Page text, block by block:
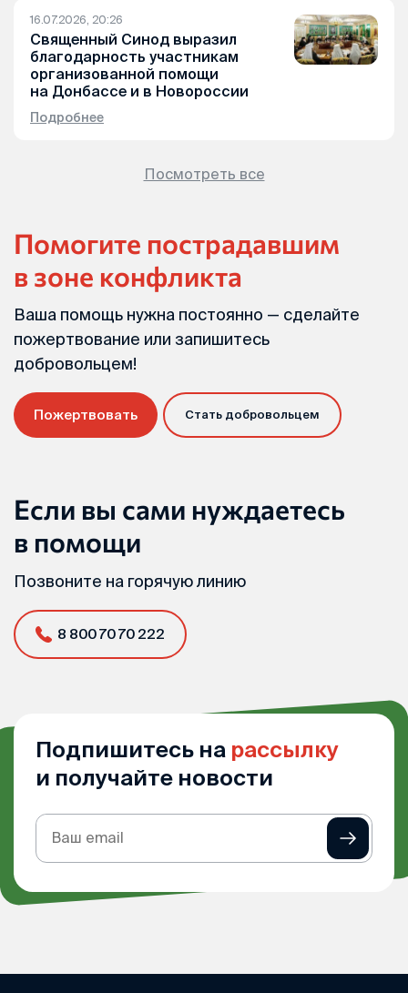
16.07.2026, 20:26
Священный Синод выразил
благодарность участникам
организованной помощи
на Донбассе и в Новороссии
Подробнее
Посмотреть все
Помогите пострадавшим
в зоне конфликта
Ваша помощь нужна постоянно — сделайте
пожертвование или запишитесь
добровольцем!
Пожертвовать Стать добровольцем
Если вы сами нуждаетесь
в помощи
Позвоните на горячую линию
8 800 70 70 222
Подпишитесь на рассылку
и получайте новости
Подписка
на